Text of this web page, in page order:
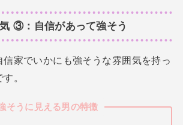
③：自信があって強そう
信家でいかにも強そうな雰囲気を持っ
。
そうに見える男の特徴